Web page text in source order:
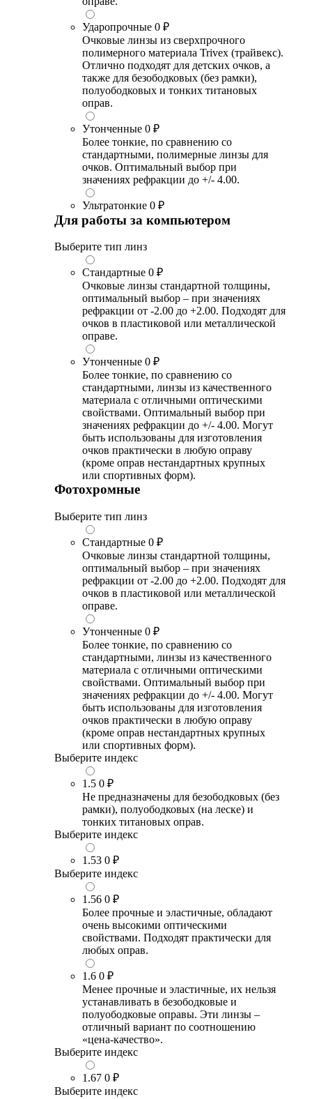
Ударопрочные 0 ₽
Очковые линзы из сверхпрочного
полимерного материала Trivex (трайвекс).
Отлично подходят для детских очков, а
также для безободковых (без рамки),
полуободковых и тонких титановых
оправ.
Утонченные 0 ₽
Более тонкие, по сравнению со
стандартными, полимерные линзы для
очков. Оптимальный выбор при
значениях рефракции до +/- 4.00.
Ультратонкие 0 ₽
Для работы за компьютером
Выберите тип линз
Стандартные 0 ₽
Очковые линзы стандартной толщины,
оптимальный выбор – при значениях
рефракции от -2.00 до +2.00. Подходят для
очков в пластиковой или металлической
оправе.
Утонченные 0 ₽
Более тонкие, по сравнению со
стандартными, линзы из качественного
материала с отличными оптическими
свойствами. Оптимальный выбор при
значениях рефракции до +/- 4.00. Могут
быть использованы для изготовления
очков практически в любую оправу
(кроме оправ нестандартных крупных
или спортивных форм).
Фотохромные
Выберите тип линз
Стандартные 0 ₽
Очковые линзы стандартной толщины,
оптимальный выбор – при значениях
рефракции от -2.00 до +2.00. Подходят для
очков в пластиковой или металлической
оправе.
Утонченные 0 ₽
Более тонкие, по сравнению со
стандартными, линзы из качественного
материала с отличными оптическими
свойствами. Оптимальный выбор при
значениях рефракции до +/- 4.00. Могут
быть использованы для изготовления
очков практически в любую оправу
(кроме оправ нестандартных крупных
или спортивных форм).
Выберите индекс
1.5 0 ₽
Не предназначены для безободковых (без
рамки), полуободковых (на леске) и
тонких титановых оправ.
Выберите индекс
1.53 0 ₽
Выберите индекс
1.56 0 ₽
Более прочные и эластичные, обладают
очень высокими оптическими
свойствами. Подходят практически для
любых оправ.
1.6 0 ₽
Менее прочные и эластичные, их нельзя
устанавливать в безободковые и
полуободковые оправы. Эти линзы –
отличный вариант по соотношению
«цена-качество».
Выберите индекс
1.67 0 ₽
Выберите индекс